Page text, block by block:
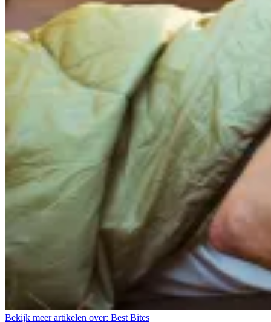
Bekijk meer artikelen over: Best Bites